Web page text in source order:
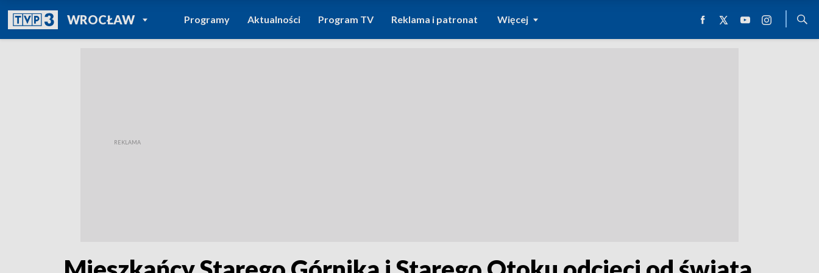
WROCŁAWPOWRÓT DO
TVP REGIONY
Programy Aktualności Program TV Reklama i patronat Więcej